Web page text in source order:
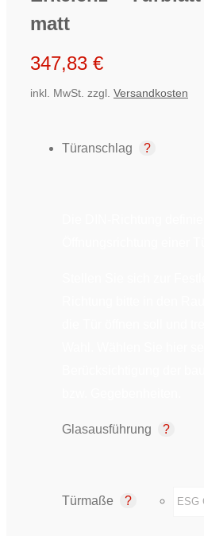
matt
347,83 €
inkl. MwSt. zzgl. Versandkosten
Türanschlag
Glasausführung
Türmaße